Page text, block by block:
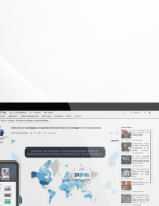
Зурхай
8.08
Шинэ